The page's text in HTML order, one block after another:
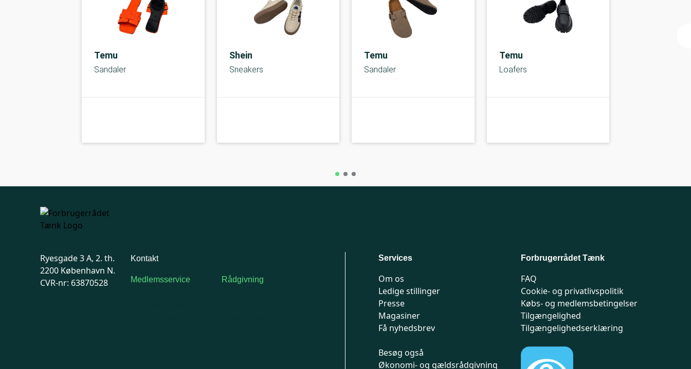
Temu
Sandaler
Shein
Sneakers
Temu
Sandaler
Temu
Loafers
Ryesgade 3 A, 2. th.
2200 København N.
CVR-nr: 63870528
Kontakt
Medlemsservice Rådgivning
Services
Om os
Ledige stillinger
Presse
Magasiner
Få nyhedsbrev
Besøg også
Økonomi- og gældsrådgivning
Forbrugerrådet Tænk
FAQ
Cookie- og privatlivspolitik
Købs- og medlemsbetingelser
Tilgængelighed
Tilgængelighedserklæring